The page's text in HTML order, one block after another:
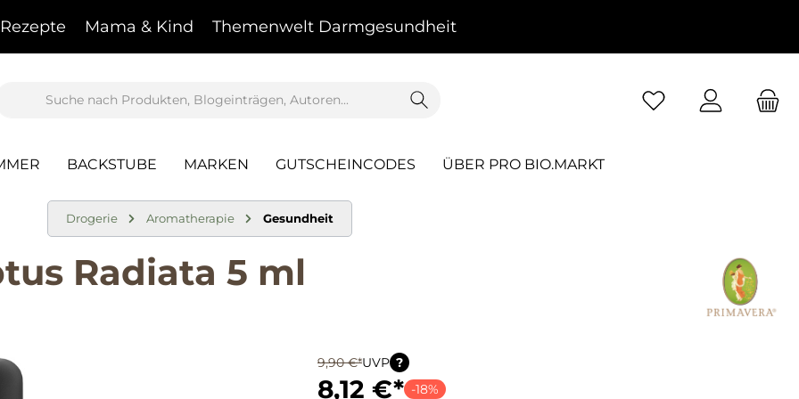
Rezepte Mama & Kind Themenwelt Darmgesundheit
BACKSTUBE MARKEN GUTSCHEINCODES ÜBER PRO BIO.MARKT
Drogerie Aromatherapie Gesundheit
Radiata 5 ml
9,90 €*UVP ?
8,12 €* -18%